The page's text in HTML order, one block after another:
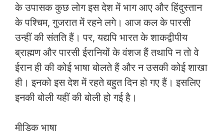
के उपासक कुछ लोग इस देश में भाग आए और हिंदुस्‍तान
के पश्चिम, गुजरात में रहने लगे। आज कल के पारसी
उन्‍हीं की संतति हैं। पर, यद्यपि भारत के शाकद्वीपीय
ब्राह्मण और पारसी ईरानियों के वंशज हैं तथापि न तो वे
ईरान ही की कोई भाषा बोलते हैं और न उसकी कोई शाखा
ही। इनको इस देश में रहते बहुत दिन हो गए हैं। इसलिए
इनकी बोली यहीं की बोली हो गई है।
मीडिक भाषा